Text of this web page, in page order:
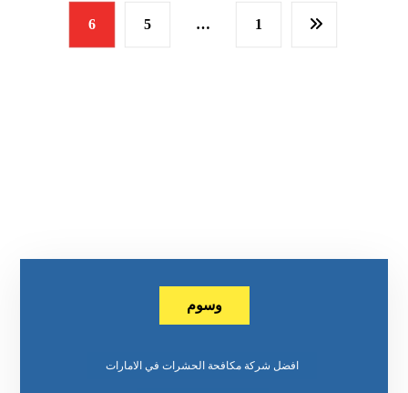
1
…
5
6
وسوم
افضل شركة مكافحة الحشرات في الامارات